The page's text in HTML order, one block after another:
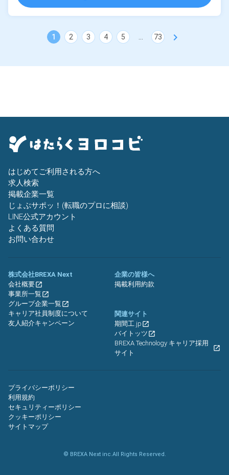
1 2 3 4 5 ... 73 chevron_right
はじめてご利用される方へ
求人検索
掲載企業一覧
じょぶサポッ！(転職のプロに相談)
LINE公式アカウント
よくある質問
お問い合わせ
株式会社BREXA Next
会社概要
事業所一覧
グループ企業一覧
キャリア社員制度について
友人紹介キャンペーン
企業の皆様へ
掲載利用約款
関連サイト
期間工.jp
バイトッツ
BREXA Technology キャリア採用
サイト
プライバシーポリシー
利用規約
セキュリティーポリシー
クッキーポリシー
サイトマップ
© BREXA Next inc.All Rights Reserved.